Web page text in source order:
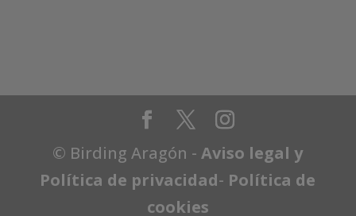
© Birding Aragón -Aviso legal y
Política de privacidad- Política de
cookies